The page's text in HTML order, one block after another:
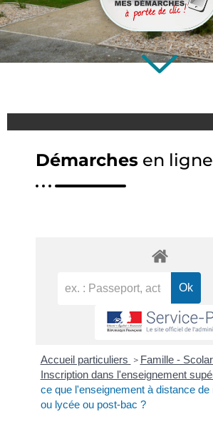
Démarches en ligne
Accueil particuliers > Famille -
Inscription dans l'enseignement
ce que l'enseignement à distance de
ou lycée ou post-bac ?